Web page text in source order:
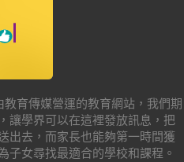
育傳媒營運的教育網站，我們期
讓學界可以在這裡發放訊息，把
出去，而家長也能夠第一時間獲
子女尋找最適合的學校和課程。